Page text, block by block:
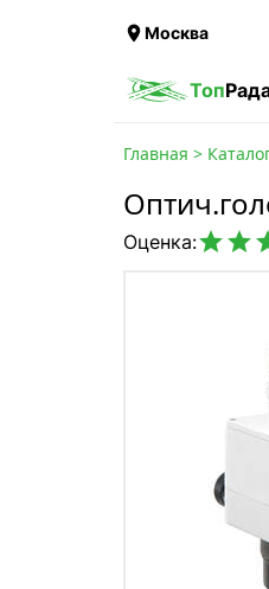
Москва
Топ
Главная >
Оценка: